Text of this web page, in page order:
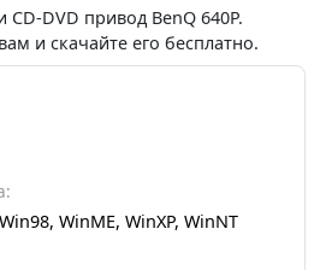
DVD привод BenQ 640P.
и скачайте его бесплатно.
WinME, WinXP, WinNT